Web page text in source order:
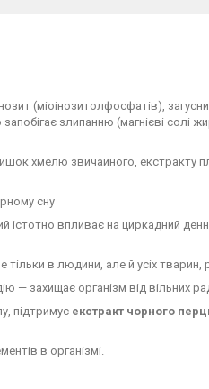
(міоінозитолфосфатів),
злипанню (магнієві солі
хмелю звичайного, екстракту
сну
істотно впливає на циркадний
в людини, але й усіх тварин,
— захищає організм від вільних
підтримує екстракт чорного
в організмі.